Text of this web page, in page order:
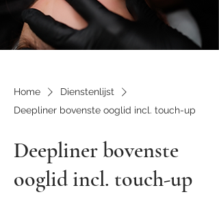
Home
Dienstenlijst
Deepliner bovenste ooglid incl. touch-up
Deepliner bovenste
ooglid incl. touch-up